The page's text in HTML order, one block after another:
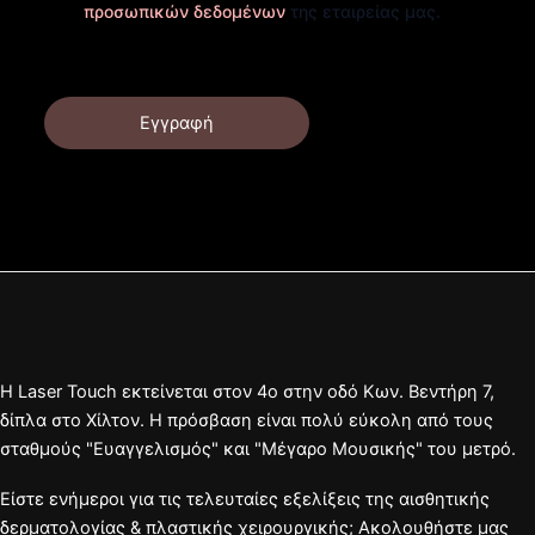
προσωπικών δεδομένων της εταιρείας μας.
Εγγραφή
Η Laser Touch εκτείνεται στον 4ο στην οδό Κων. Βεντήρη 7,
δίπλα στο Χίλτον. Η πρόσβαση είναι πολύ εύκολη από τους
σταθμούς "Ευαγγελισμός" και "Μέγαρο Μουσικής" του μετρό.
Είστε ενήμεροι για τις τελευταίες εξελίξεις της αισθητικής
δερματολογίας & πλαστικής χειρουργικής; Ακολουθήστε μας